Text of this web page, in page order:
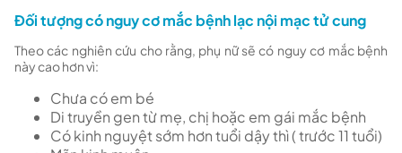
Đối tượng có nguy cơ mắc bệnh lạc nội mạc tử cung
Theo các nghiên cứu cho rằng, phụ nữ sẽ có nguy cơ mắc bệnh
này cao hơn vì:
Chưa có em bé
Di truyền gen từ mẹ, chị hoặc em gái mắc bệnh
Có kinh nguyệt sớm hơn tuổi dậy thì ( trước 11 tuổi)